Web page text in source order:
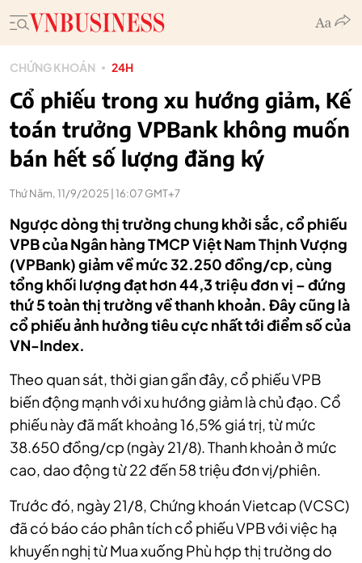
CHỨNG KHOÁN 24H
Cổ phiếu trong xu hướng giảm, Kế
toán trưởng VPBank không muốn
bán hết số lượng đăng ký
Thứ Năm, 11/9/2025 | 16:07 GMT+7
Ngược dòng thị trường chung khởi sắc, cổ phiếu
VPB của Ngân hàng TMCP Việt Nam Thịnh Vượng
(VPBank) giảm về mức 32.250 đồng/cp, cùng
tổng khối lượng đạt hơn 44,3 triệu đơn vị – đứng
thứ 5 toàn thị trường về thanh khoản. Đây cũng là
cổ phiếu ảnh hưởng tiêu cực nhất tới điểm số của
VN-Index.
Theo quan sát, thời gian gần đây, cổ phiếu VPB
biến động mạnh với xu hướng giảm là chủ đạo. Cổ
phiếu này đã mất khoảng 16,5% giá trị, từ mức
38.650 đồng/cp (ngày 21/8). Thanh khoản ở mức
cao, dao động từ 22 đến 58 triệu đơn vị/phiên.
Trước đó, ngày 21/8, Chứng khoán Vietcap (VCSC)
đã có báo cáo phân tích cổ phiếu VPB với việc hạ
khuyến nghị từ Mua xuống Phù hợp thị trường do